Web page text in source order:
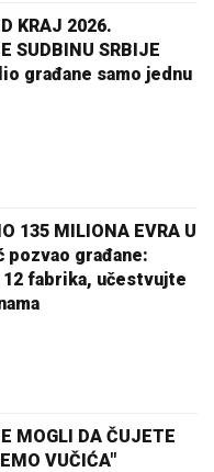
KRAJ 2026.
SUDBINU SRBIJE
građane samo jednu
135 MILIONA EVRA U
pozvao građane:
fabrika, učestvujte
MOGLI DA ČUJETE
VUČIĆA"